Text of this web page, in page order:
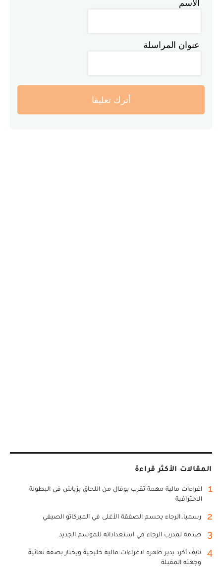
الاسم
عنوان المراسلة
أترك تعليقا
المقالات الأكثر قراءة
1
اغراءات مالية مهمة تقرب بوفال من اللحاق بزياش في البطولة
الاحترافية
2 رسميا..الرجاء يحسم الصفقة الأغلى في الميركاتو الصيفي
3 صدمة لمدرب الرجاء في استعداداته للموسم الجديد
4
نايف أكرد يدير ظهره لاغراءات مالية خليجية ويختار بصفة نهائية
وجهته المقبلة